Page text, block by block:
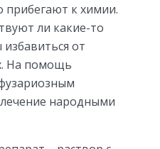
прибегают к химии.
ли какие-то
от
На помощь
народными